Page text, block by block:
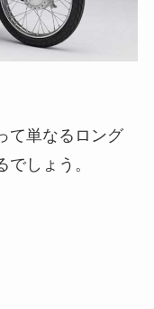
て単なるロング
しょう。